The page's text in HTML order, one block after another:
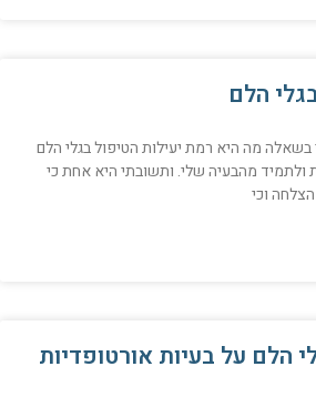
הלם
בשאלה מה היא רמת יעילות הטיפול בגלי הלם
מהבעיה שלי. ותשובתי היא אחת כי
על בעיות אורטופדיות